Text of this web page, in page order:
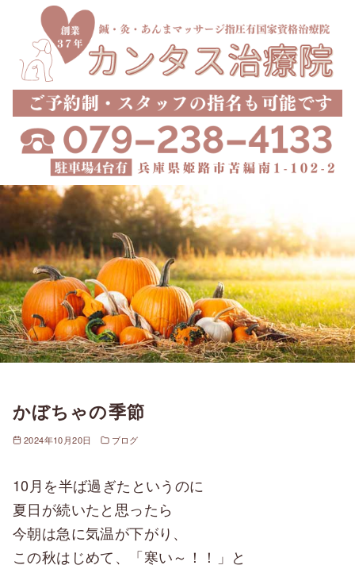
かぼちゃの季節
2024年10月20日 ブログ
10月を半ば過ぎたというのに
夏日が続いたと思ったら
今朝は急に気温が下がり、
この秋はじめて、「寒い～！！」と